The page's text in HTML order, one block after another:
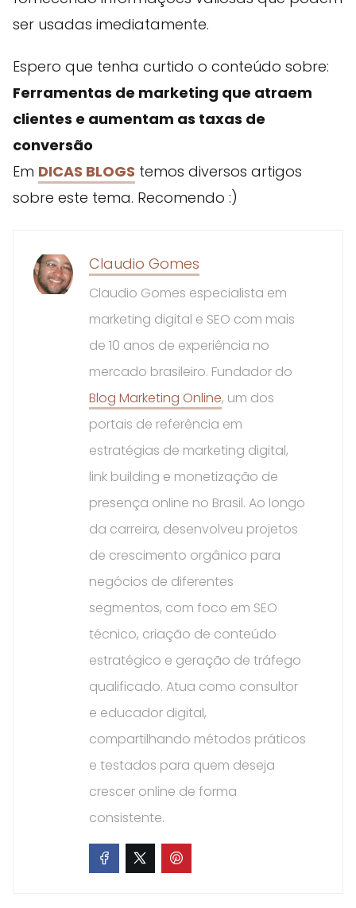
ser usadas imediatamente.
Espero que tenha curtido o conteúdo sobre:
Ferramentas de marketing que atraem
clientes e aumentam as taxas de
conversão
Em DICAS BLOGS temos diversos artigos
sobre este tema. Recomendo :)
Claudio Gomes
Claudio Gomes especialista em
marketing digital e SEO com mais
de 10 anos de experiência no
mercado brasileiro. Fundador do
Blog Marketing Online, um dos
portais de referência em
estratégias de marketing digital,
link building e monetização de
presença online no Brasil. Ao longo
da carreira, desenvolveu projetos
de crescimento orgânico para
negócios de diferentes
segmentos, com foco em SEO
técnico, criação de conteúdo
estratégico e geração de tráfego
qualificado. Atua como consultor
e educador digital,
compartilhando métodos práticos
e testados para quem deseja
crescer online de forma
consistente.